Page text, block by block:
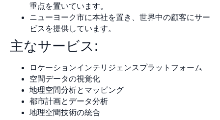
重点を置いています。
ニューヨーク市に本社を置き、世界中の顧客にサー
ビスを提供しています。
主なサービス:
ロケーションインテリジェンスプラットフォーム
空間データの視覚化
地理空間分析とマッピング
都市計画とデータ分析
地理空間技術の統合